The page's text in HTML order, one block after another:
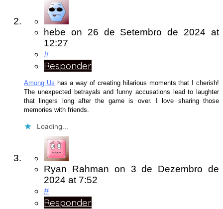
hebe on 26 de Setembro de 2024at
12:27
#
Responder
Among Us has a way of creating hilarious moments that I cherish!
The unexpected betrayals and funny accusations lead to laughter
that lingers long after the game is over. I love sharing those
memories with friends.
Loading...
Ryan Rahman on 3 de Dezembro de
2024 at 7:52
#
Responder